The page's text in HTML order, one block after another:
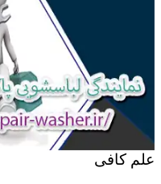
علم کافی